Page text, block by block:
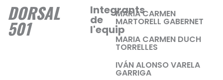
DORSAL
501
Integrants
de
l'equip
MARIA CARMEN
MARTORELL GABERNET
MARIA CARMEN DUCH
TORRELLES
IVÁN ALONSO VARELA
GARRIGA